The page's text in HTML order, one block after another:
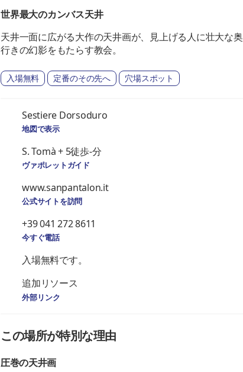
世界最大のカンバス天井
天井一面に広がる大作の天井画が、見上げる人に壮大な奥
行きの幻影をもたらす教会。
入場無料 定番のその先へ 穴場スポット
Sestiere Dorsoduro
地図で表示
S. Tomà + 5徒歩-分
ヴァポレットガイド
www.sanpantalon.it
公式サイトを訪問
+39 041 272 8611
今すぐ電話
入場無料です。
追加リソース
外部リンク
この場所が特別な理由
圧巻の天井画